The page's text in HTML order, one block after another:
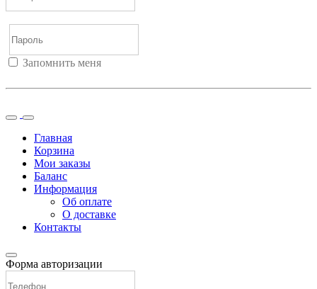
Запомнить меня
Главная
Корзина
Мои заказы
Баланс
Информация
Об оплате
О доставке
Контакты
Форма авторизации